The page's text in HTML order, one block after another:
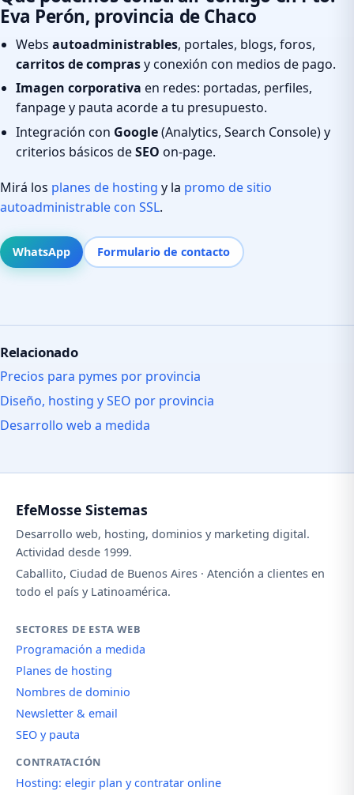
Eva Perón, provincia de Chaco
Webs autoadministrables, portales, blogs, foros,
carritos de comprasy conexión con medios de pago.
Imagen corporativa en redes: portadas, perfiles,
fanpage y pauta acorde a tu presupuesto.
Integración con Google(Analytics, Search Console) y
criterios básicos deSEO on-page.
Mirá los planes de hosting y la promo de sitio
autoadministrable con SSL.
WhatsApp Formulario de contacto
Relacionado
Precios para pymes por provincia
Diseño, hosting y SEO por provincia
Desarrollo web a medida
EfeMosse Sistemas
Desarrollo web, hosting, dominios y marketing digital.
Actividad desde 1999.
Caballito, Ciudad de Buenos Aires · Atención a clientes en
todo el país y Latinoamérica.
SECTORES DE ESTA WEB
Programación a medida
Planes de hosting
Nombres de dominio
Newsletter & email
SEO y pauta
CONTRATACIÓN
Hosting: elegir plan y contratar online